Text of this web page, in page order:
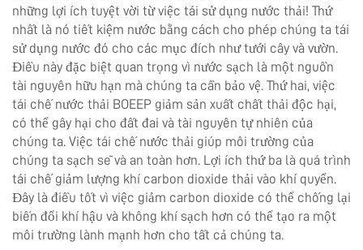
những lợi ích tuyệt vời từ việc tái sử dụng nước thải! Thứ
nhất là nó tiết kiệm nước bằng cách cho phép chúng ta tái
sử dụng nước đó cho các mục đích như tưới cây và vườn.
Điều này đặc biệt quan trọng vì nước sạch là một nguồn
tài nguyên hữu hạn mà chúng ta cần bảo vệ. Thứ hai, việc
tái chế nước thải BOEEP giảm sản xuất chất thải độc hại,
có thể gây hại cho đất đai và tài nguyên tự nhiên của
chúng ta. Việc tái chế nước thải giúp môi trường của
chúng ta sạch sẽ và an toàn hơn. Lợi ích thứ ba là quá trình
tái chế giảm lượng khí carbon dioxide thải vào khí quyển.
Đây là điều tốt vì việc giảm carbon dioxide có thể chống lại
biến đổi khí hậu và không khí sạch hơn có thể tạo ra một
môi trường lành mạnh hơn cho tất cả chúng ta.